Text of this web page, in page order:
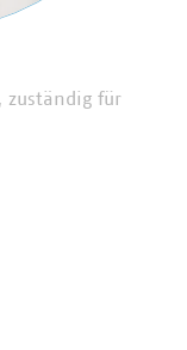
zuständig für